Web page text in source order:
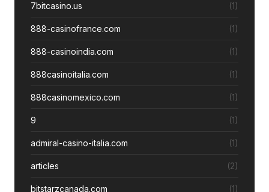
7bitcasino.us (1)
888-casinofrance.com (1)
888-casinoindia.com (1)
888casinoitalia.com (1)
888casinomexico.com (1)
9 (1)
admiral-casino-italia.com (1)
articles (2)
bitstarzcanada.com (1)